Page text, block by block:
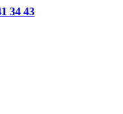
34 43